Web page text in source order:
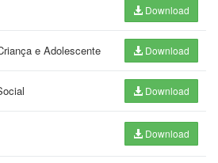
Download
e Adolescente Download
Download
Download